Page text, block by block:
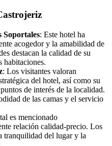
Soportales: Este hotel ha
acogedor y la amabilidad de
destacan la calidad de su
habitaciones.
: Los visitantes valoran
del hotel, así como su
de interés de la localidad.
de las camas y el servicio
es mencionado
relación calidad-precio. Los
tranquilidad del lugar y la